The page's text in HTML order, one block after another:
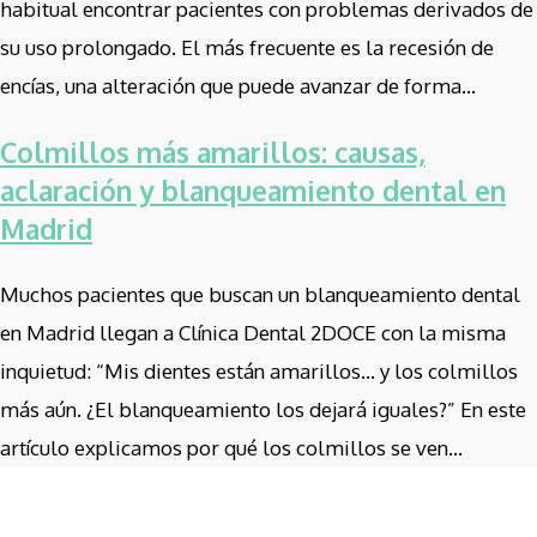
habitual encontrar pacientes con problemas derivados de
su uso prolongado. El más frecuente es la recesión de
encías, una alteración que puede avanzar de forma...
Colmillos más amarillos: causas,
aclaración y blanqueamiento dental en
Madrid
Muchos pacientes que buscan un blanqueamiento dental
en Madrid llegan a Clínica Dental 2DOCE con la misma
inquietud: “Mis dientes están amarillos… y los colmillos
más aún. ¿El blanqueamiento los dejará iguales?” En este
artículo explicamos por qué los colmillos se ven...